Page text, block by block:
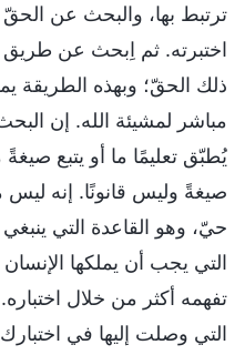
ترتبط بها، والبحث عن الحقّ
اختبرته. ثم اِبحث عن
ذلك الحقّ؛ وبهذه الطريقة
مباشر لمشيئة الله. إن
يُطبّق تعليمًا ما أو يتبع
صيغةً وليس قانونًا. إنه ليس
حيّ، وهو القاعدة التي ينبغي
التي يجب أن يملكها
تفهمه أكثر من خلال
التي وصلت إليها في